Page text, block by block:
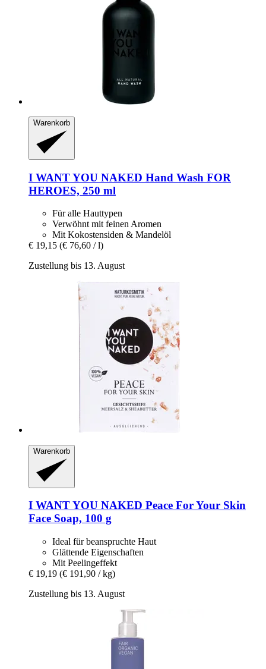
Warenkorb
I WANT YOU NAKED Hand Wash FOR
HEROES, 250 ml
Für alle Hauttypen
Verwöhnt mit feinen Aromen
Mit Kokostensiden & Mandelöl
€ 19,15 (€ 76,60 / l)
Zustellung bis 13. August
Warenkorb
I WANT YOU NAKED Peace For Your Skin
Face Soap, 100 g
Ideal für beanspruchte Haut
Glättende Eigenschaften
Mit Peelingeffekt
€ 19,19 (€ 191,90 / kg)
Zustellung bis 13. August